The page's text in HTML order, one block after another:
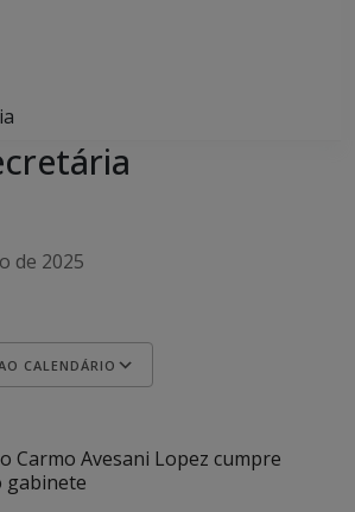
de 2025
CALENDÁRIO
Carmo Avesani Lopez cumpre
gabinete